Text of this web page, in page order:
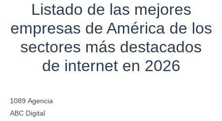
Listado de las mejores
empresas de América de los
sectores más destacados
de internet en 2026
1089 Agencia
ABC Digital